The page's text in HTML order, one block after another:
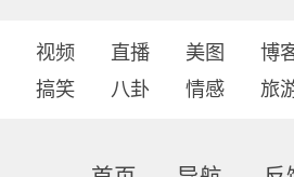
视频 直播 美图 博
搞笑
八卦 情感 旅